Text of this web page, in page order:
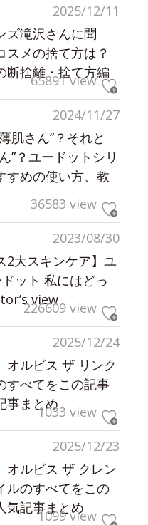
2025/12/11
ズ滝沢さんに聞
スメの捨て方は？
断捨離・捨て方編
65891 view
2024/11/27
肌さん”？それと
”？ユードットシリ
すめの使い方、教
36583 view
2023/08/30
2大スキンケア】ユ
ット 私にはどっ
view
226609 view
2025/12/24
オルビス ザ リンク
すべてをこの記事
事まとめ1033 view
2025/12/23
オルビス ザ クレン
ルのすべてをこの
気記事まとめ
1099 view